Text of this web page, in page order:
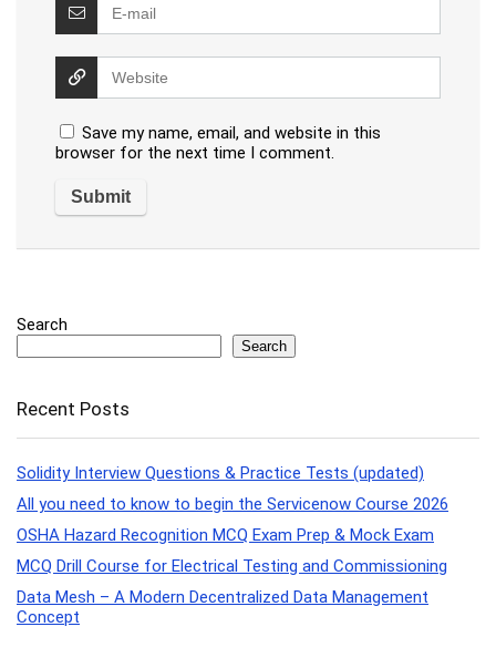
Save my name, email, and website in this
browser for the next time I comment.
Search
Search
Recent Posts
Solidity Interview Questions & Practice Tests (updated)
All you need to know to begin the Servicenow Course 2026
OSHA Hazard Recognition MCQ Exam Prep & Mock Exam
MCQ Drill Course for Electrical Testing and Commissioning
Data Mesh – A Modern Decentralized Data Management
Concept